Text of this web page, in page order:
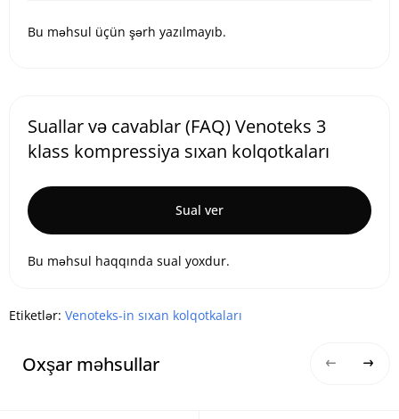
Bu məhsul üçün şərh yazılmayıb.
Suallar və cavablar (FAQ) Venoteks 3
klass kompressiya sıxan kolqotkaları
Sual ver
Bu məhsul haqqında sual yoxdur.
Etiketlər: Venoteks-in sıxan kolqotkaları
Oxşar məhsullar